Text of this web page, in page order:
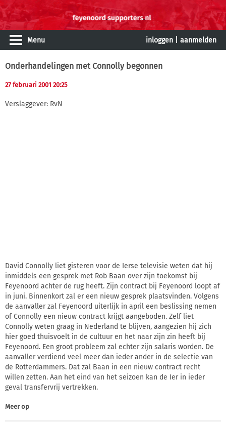
Menu inloggen aanmelden
Onderhandelingen met Connolly begonnen
27 februari 2001 20:25
Verslaggever: RvN
David Connolly liet gisteren voor de Ierse televisie weten dat hij
inmiddels een gesprek met Rob Baan over zijn toekomst bij
Feyenoord achter de rug heeft. Zijn contract bij Feyenoord loopt af
in juni. Binnenkort zal er een nieuw gesprek plaatsvinden. Volgens
de aanvaller zal Feyenoord uiterlijk in april een beslissing nemen
of Connolly een nieuw contract krijgt aangeboden. Zelf liet
Connolly weten graag in Nederland te blijven, aangezien hij zich
hier goed thuisvoelt in de cultuur en het naar zijn zin heeft bij
Feyenoord. Een groot probleem zal echter zijn salaris worden. De
aanvaller verdiend veel meer dan ieder ander in de selectie van
de Rotterdammers. Dat zal Baan in een nieuw contract recht
willen zetten. Aan het eind van het seizoen kan de Ier in ieder
geval transfervrij vertrekken.
Meer op